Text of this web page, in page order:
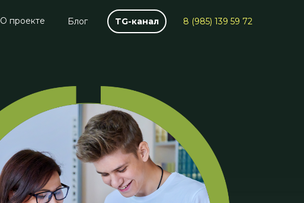
О проекте Блог 8 (985) 139 59 72
TG-канал